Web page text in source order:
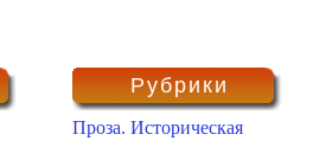
Рубрики
Проза. Историческая